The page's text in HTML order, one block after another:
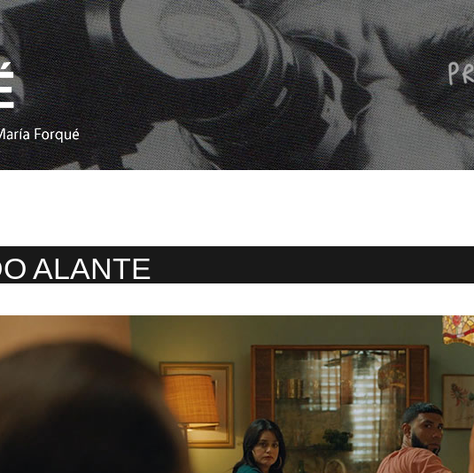
ALANTE